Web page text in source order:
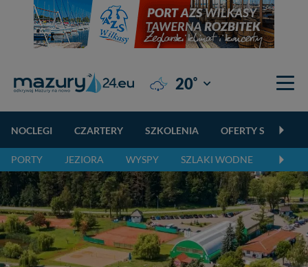
20° Giżycko
NOCLEGI CZARTERY SZKOLENIA OFERTY
PORTY JEZIORA WYSPY SZLAKI WODNE